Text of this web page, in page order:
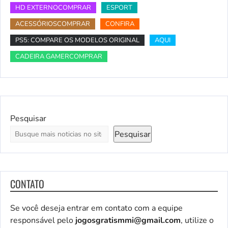
HD EXTERNOCOMPRAR
ESPORT
ACESSÓRIOSCOMPRAR
CONFIRA
PS5: COMPARE OS MODELOS ORIGINAL
AQUI
CADEIRA GAMERCOMPRAR
Pesquisar
Pesquisar
CONTATO
Se você deseja entrar em contato com a equipe
responsável pelojogosgratismmi@gmail.com, utilize o